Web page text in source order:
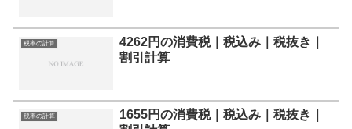
税率の計算
4262円の消費税｜税込み｜税抜き｜
割引計算
税率の計算
1655円の消費税｜税込み｜税抜き｜